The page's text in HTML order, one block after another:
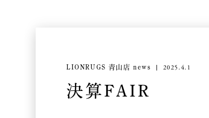
LIONRUGS 青山店 news 2025.4.1
決算FAIR